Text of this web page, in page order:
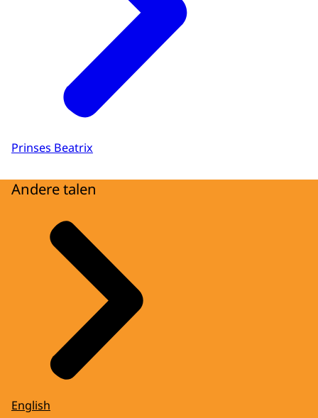
Prinses Beatrix
Andere talen
English